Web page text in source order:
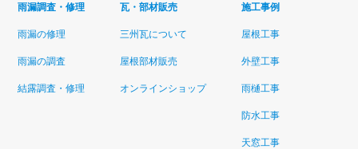
雨漏調査・修理
雨漏の修理
雨漏の調査
結露調査・修理
瓦・部材販売
三州瓦について
屋根部材販売
オンラインショップ
施工事例
屋根工事
外壁工事
雨樋工事
防水工事
天窓工事